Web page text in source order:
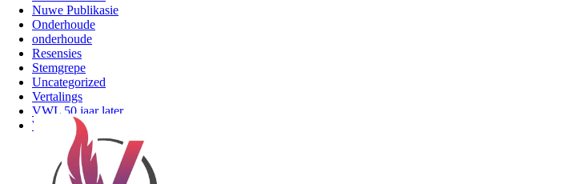
Nuwe Publikasie
Onderhoude
onderhoude
Resensies
Stemgrepe
Uncategorized
Vertalings
VWL 50 jaar later
Wisselkaarten